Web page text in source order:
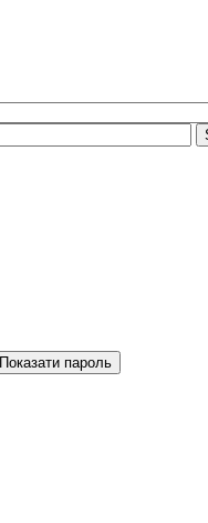
Показати пароль